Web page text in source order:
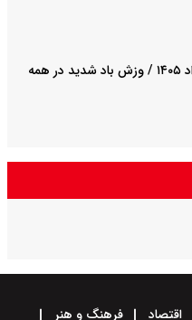
وضعیت هوای کشور امروز شنبه ۱۷ مرداد ۱۴۰۵ / وزش باد شدید در همه
اقتصاد فرهنگ و هنر